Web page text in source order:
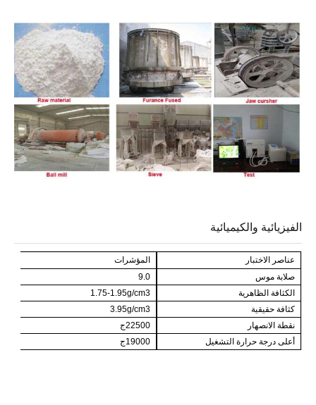
الفيزيائية والكيميائية
عناصر الاختبار
المؤشرات
صلابة موس
9.0
الكثافة الظاهرية
1.75-1.95g/cm3
كثافة حقيقية
3.95g/cm3
نقطة الانصهار
22500ج
أعلى درجة حرارة التشغيل
19000ج